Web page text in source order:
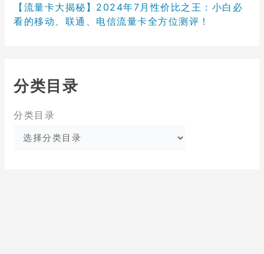
【流量卡大揭秘】2024年7月性价比之王：小白必
看的移动、联通、电信流量卡全方位测评！
分类目录
分类目录